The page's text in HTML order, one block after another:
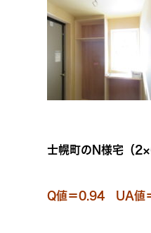
士幌町のN様宅（
Q値＝0.94 UA値